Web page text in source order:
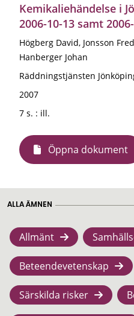
Kemikaliehändelse i
2006-10-13 samt
Högberg David, Jonsson
Hanberger Johan
Räddningstjänsten
2007
7 s. : ill.
Öppna dokument
ALLA ÄMNEN
Allmänt
Beteendevetenskap
Särskilda risker